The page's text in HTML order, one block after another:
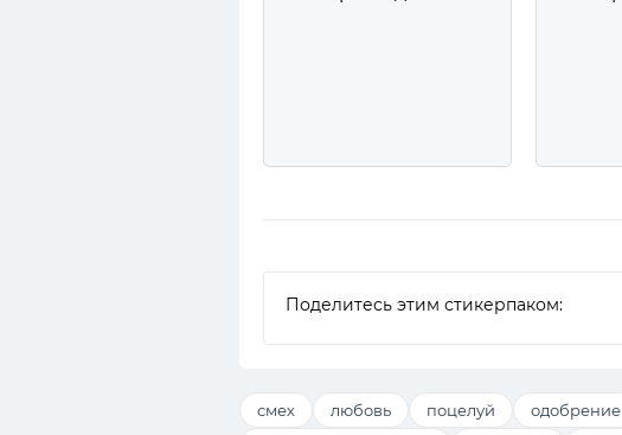
Поделитесь этим стикерпаком:
смех любовь поцелуй одобрение